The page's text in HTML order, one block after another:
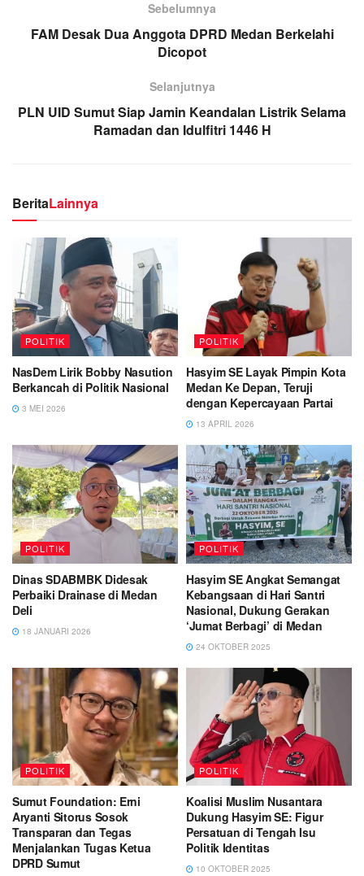
Sebelumnya
FAM Desak Dua Anggota DPRD Medan Berkelahi
Dicopot
Selanjutnya
PLN UID Sumut Siap Jamin Keandalan Listrik Selama
Ramadan dan Idulfitri 1446 H
BeritaLainnya
POLITIK
NasDem Lirik Bobby Nasution
Berkancah di Politik Nasional
3 MEI 2026
POLITIK
Hasyim SE Layak Pimpin Kota
Medan Ke Depan, Teruji
dengan Kepercayaan Partai
13 APRIL 2026
POLITIK
Dinas SDABMBK Didesak
Perbaiki Drainase di Medan
Deli
18 JANUARI 2026
POLITIK
Hasyim SE Angkat Semangat
Kebangsaan di Hari Santri
Nasional, Dukung Gerakan
‘Jumat Berbagi’ di Medan
24 OKTOBER 2025
POLITIK
Sumut Foundation: Erni
Aryanti Sitorus Sosok
Transparan dan Tegas
Menjalankan Tugas Ketua
DPRD Sumut
POLITIK
Koalisi Muslim Nusantara
Dukung Hasyim SE: Figur
Persatuan di Tengah Isu
Politik Identitas
10 OKTOBER 2025